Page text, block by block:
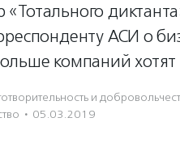
АСИ о
компаний
и
· 05.03.2019